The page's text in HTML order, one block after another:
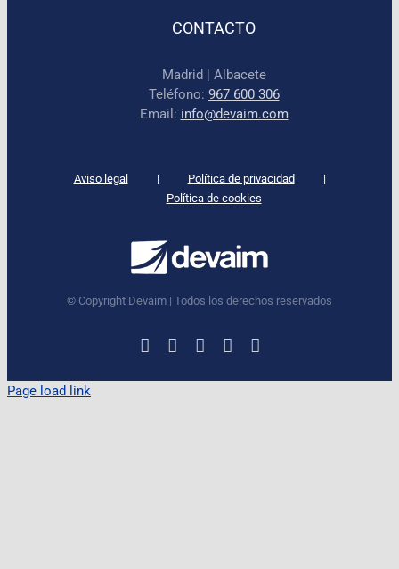
CONTACTO
Madrid | Albacete
Teléfono: 967 600 306
Email: info@devaim.com
Aviso legal
Política de privacidad
Política de cookies
© Copyright Devaim | Todos los derechos reservados
LinkedInInstagramFacebook
X YouTube
Page load link